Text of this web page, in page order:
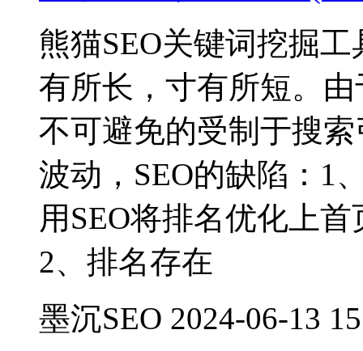
熊猫SEO关键词挖掘
有所长，寸有所短。
不可避免的受制于搜
波动，SEO的缺陷：1
用SEO将排名优化上
2、排名存在
墨沉SEO 2024-06-13